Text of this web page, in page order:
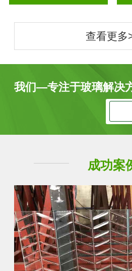
查看更多
我们—专注于玻璃解决
成功案